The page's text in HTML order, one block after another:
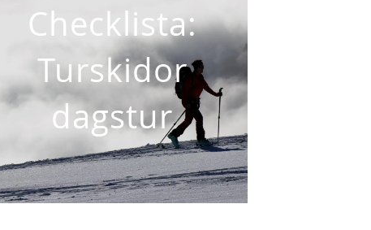
Checklista:
Turskidor
dagstur